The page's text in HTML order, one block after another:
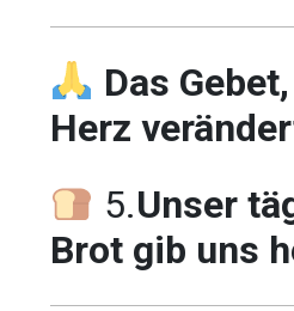
Das
Herz
5.Unser
Brot gib uns